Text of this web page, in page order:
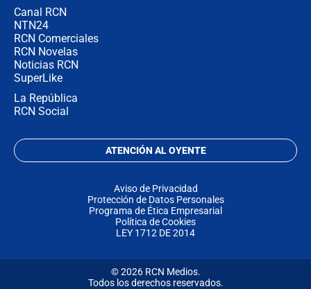
Canal RCN
NTN24
RCN Comerciales
RCN Novelas
Noticias RCN
SuperLike
La República
RCN Social
ATENCIÓN AL OYENTE
Aviso de Privacidad
Protección de Datos Personales
Programa de Ética Empresarial
Política de Cookies
LEY 1712 DE 2014
© 2026 RCN Medios.
Todos los derechos reservados.